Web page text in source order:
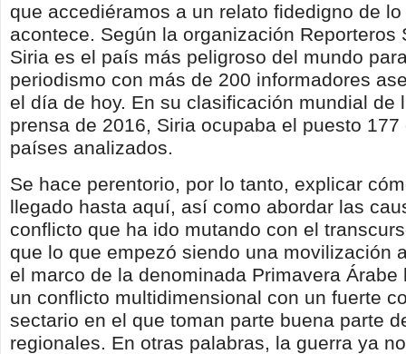
que accediéramos a un relato fidedigno de
acontece. Según la organización Reporteros
Siria es el país más peligroso del mundo
periodismo con más de 200 informadores
el día de hoy. En su clasificación mundial de
prensa de 2016, Siria ocupaba el puesto 177
países analizados.
Se hace perentorio, por lo tanto, explicar
llegado hasta aquí, así como abordar las
conflicto que ha ido mutando con el
que lo que empezó siendo una movilización
el marco de la denominada Primavera Árabe
un conflicto multidimensional con un fuerte
sectario en el que toman parte buena parte
regionales. En otras palabras, la guerra ya